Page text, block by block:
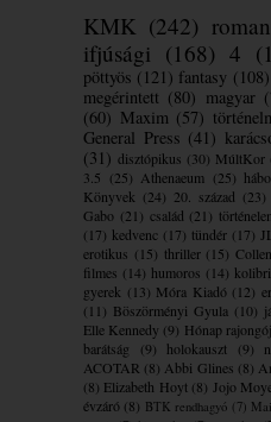
KMK (242)
ifjúsági (168) 4
pöttyös (121) fantasy (108)
megérintett (80) magyar
(60) Maxim (57)
General Press (41)
(31) disztópikus (30) MúltKor
3.5 (25) Athenaeum (25)
Könyvek (24) 20. század (23)
Gabo (21) család (21)
(17) kedvenc (17) tündér (17)
erotikus (15) thriller (15)
filmes (14) humoros (14) kolibri
gyerek (13) Móra Kiadó (12)
(11) Böszörményi Gyula (10)
Elle Kennedy (9) Hónap
barátság
(9) holokauszt (9)
ACOTAR (8) Abbi Glines (8)
(8) Elizabeth Hoyt (8) Jojo
évzáró (8) BTK rendhagyó (7)